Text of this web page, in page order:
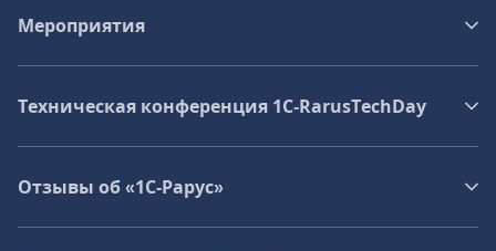
Мероприятия
Техническая конференция 1C‑RarusTechDay
Отзывы об «1С-Рарус»